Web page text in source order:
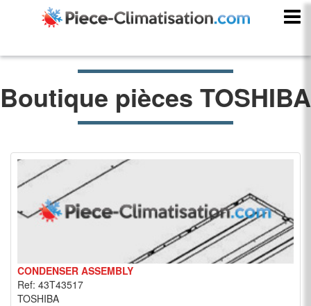
Boutique pièces TOSHIBA
CONDENSER ASSEMBLY
Ref: 43T43517
TOSHIBA